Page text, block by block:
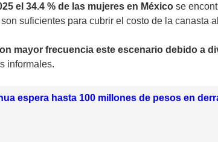
el 34.4 % de las mujeres en México se
suficientes para cubrir el costo de la canasta
mayor frecuencia este escenario debido a
informales.
espera hasta 100 millones de pesos en